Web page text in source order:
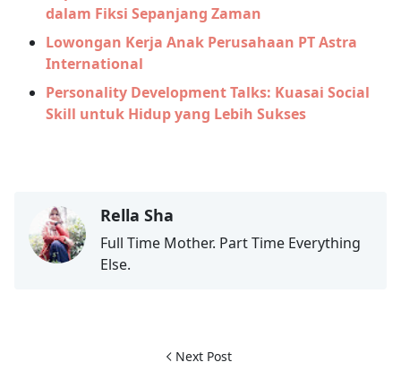
dalam Fiksi Sepanjang Zaman
Lowongan Kerja Anak Perusahaan PT Astra
International
Personality Development Talks: Kuasai Social
Skill untuk Hidup yang Lebih Sukses
Rella Sha
Full Time Mother. Part Time Everything
Else.
Next Post